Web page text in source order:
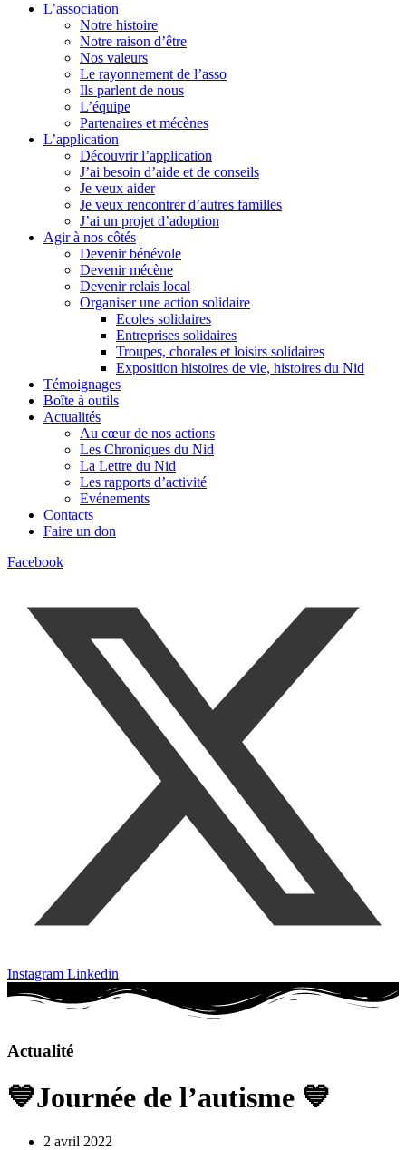
L’association
Notre histoire
Notre raison d’être
Nos valeurs
Le rayonnement de l’asso
Ils parlent de nous
L’équipe
Partenaires et mécènes
L’application
Découvrir l’application
J’ai besoin d’aide et de conseils
Je veux aider
Je veux rencontrer d’autres familles
J’ai un projet d’adoption
Agir à nos côtés
Devenir bénévole
Devenir mécène
Devenir relais local
Organiser une action solidaire
Ecoles solidaires
Entreprises solidaires
Troupes, chorales et loisirs solidaires
Exposition histoires de vie, histoires du Nid
Témoignages
Boîte à outils
Actualités
Au cœur de nos actions
Les Chroniques du Nid
La Lettre du Nid
Les rapports d’activité
Evénements
Contacts
Faire un don
Facebook
Instagram Linkedin
Actualité
💙Journée de l’autisme 💙
2 avril 2022